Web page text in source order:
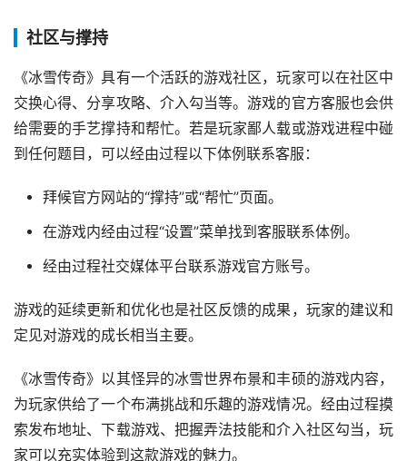
社区与撑持
《冰雪传奇》具有一个活跃的游戏社区，玩家可以在社区中
交换心得、分享攻略、介入勾当等。游戏的官方客服也会供
给需要的手艺撑持和帮忙。若是玩家鄙人载或游戏进程中碰
到任何题目，可以经由过程以下体例联系客服：
拜候官方网站的“撑持”或“帮忙”页面。
在游戏内经由过程“设置”菜单找到客服联系体例。
经由过程社交媒体平台联系游戏官方账号。
游戏的延续更新和优化也是社区反馈的成果，玩家的建议和
定见对游戏的成长相当主要。
《冰雪传奇》以其怪异的冰雪世界布景和丰硕的游戏内容，
为玩家供给了一个布满挑战和乐趣的游戏情况。经由过程摸
索发布地址、下载游戏、把握弄法技能和介入社区勾当，玩
家可以充实体验到这款游戏的魅力。